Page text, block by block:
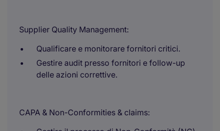
Supplier Quality Management:
Qualificare e monitorare fornitori critici.
Gestire audit presso fornitori e follow-up
delle azioni correttive.
CAPA & Non-Conformities & claims: